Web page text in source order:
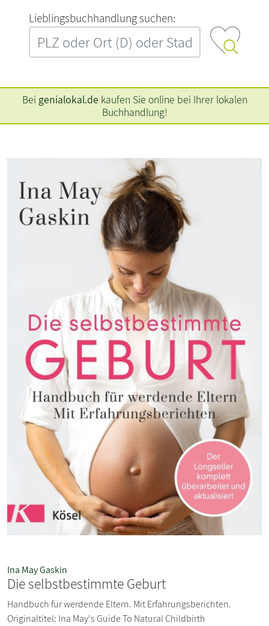
L‍i‍e‍b‍l‍i‍n‍g‍s‍b‍u‍c‍h‍h‍a‍n‍d‍l‍u‍n‍g‍ ‍s‍u‍c‍h‍e‍n‍:‍
Bei genialokal.de kaufen Sie online bei Ihrer lokalen
Buchhandlung!
Ina May Gaskin
Die selbstbestimmte Geburt
Handbuch für werdende Eltern. Mit Erfahrungsberichten.
Originaltitel: Ina May's Guide To Natural Childbirth